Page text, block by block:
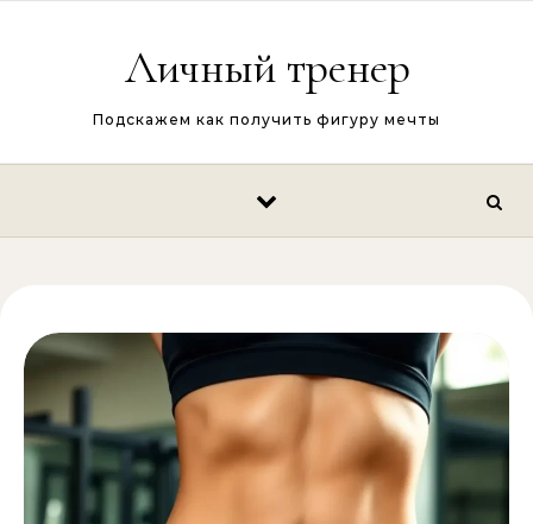
Личный тренер
Подскажем как получить фигуру мечты